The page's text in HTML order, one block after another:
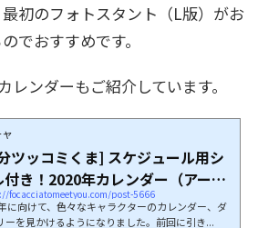
初のフォトスタント（L版）がお
でおすすめです。
レンダーもご紹介しています。
ツッコミくま] スケジュール用シ
付き！2020年カレンダー（アート
ント...
focacciatomeetyou.com/post-5666
に向けて、色々なキャラクターのカレンダー、ダ
ーを見かけるようになりました。前回に引き...